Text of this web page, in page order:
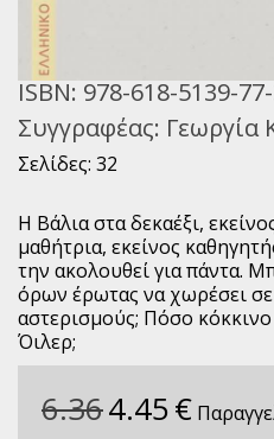
ISBN: 978-618-5139-
Συγγραφέας: Γεωργία
Σελίδες: 32
Η Βάλια στα δεκαέξι,
μαθήτρια, εκείνος
την ακολουθεί για πάντα.
όρων έρωτας να χωρέσει σε
αστερισμούς; Πόσο
Όιλερ;
6.364.45€